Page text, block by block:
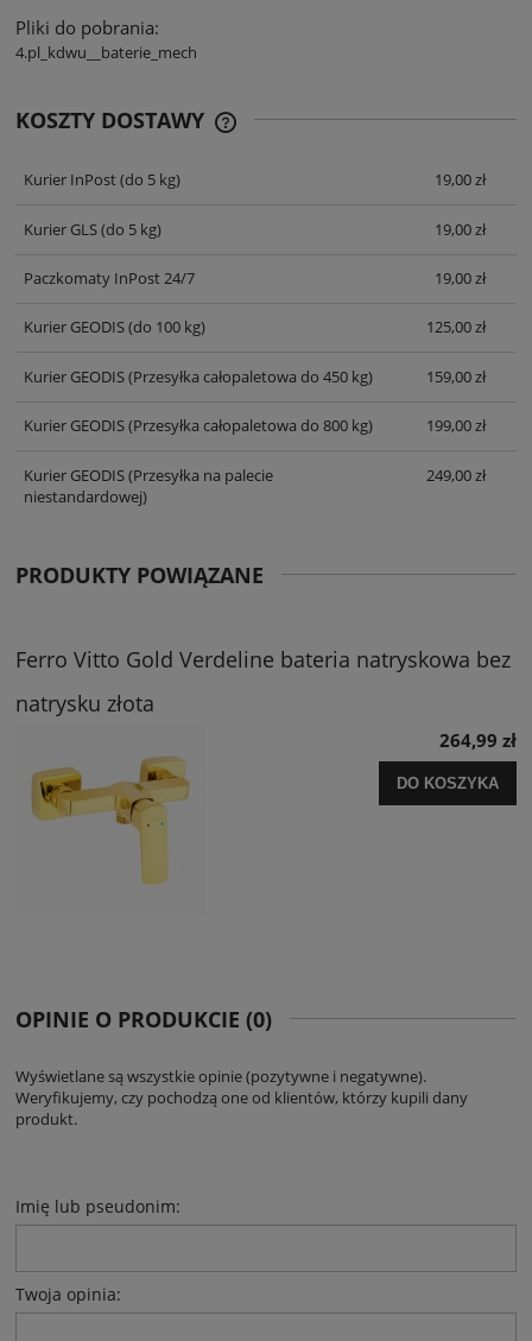
Pliki do pobrania:
4.pl_kdwu__baterie_mech
KOSZTY DOSTAWY
Kurier InPost(do 5 kg) 19,00 zł
Kurier GLS(do 5 kg) 19,00 zł
Paczkomaty InPost 24/7 19,00 zł
Kurier GEODIS(do 100 kg) 125,00 zł
Kurier GEODIS(Przesyłka całopaletowa do 450 kg) 159,00 zł
Kurier GEODIS(Przesyłka całopaletowa do 800 kg) 199,00 zł
Kurier GEODIS(Przesyłka na palecie
niestandardowej)
249,00 zł
PRODUKTY POWIĄZANE
Ferro Vitto Gold Verdeline bateria natryskowa bez
natrysku złota
264,99 zł
DO KOSZYKA
OPINIE O PRODUKCIE (0)
Wyświetlane są wszystkie opinie (pozytywne i negatywne).
Weryfikujemy, czy pochodzą one od klientów, którzy kupili dany
produkt.
Imię lub pseudonim:
Twoja opinia: